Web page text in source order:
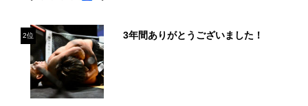
2位 3年間ありがとうございました！